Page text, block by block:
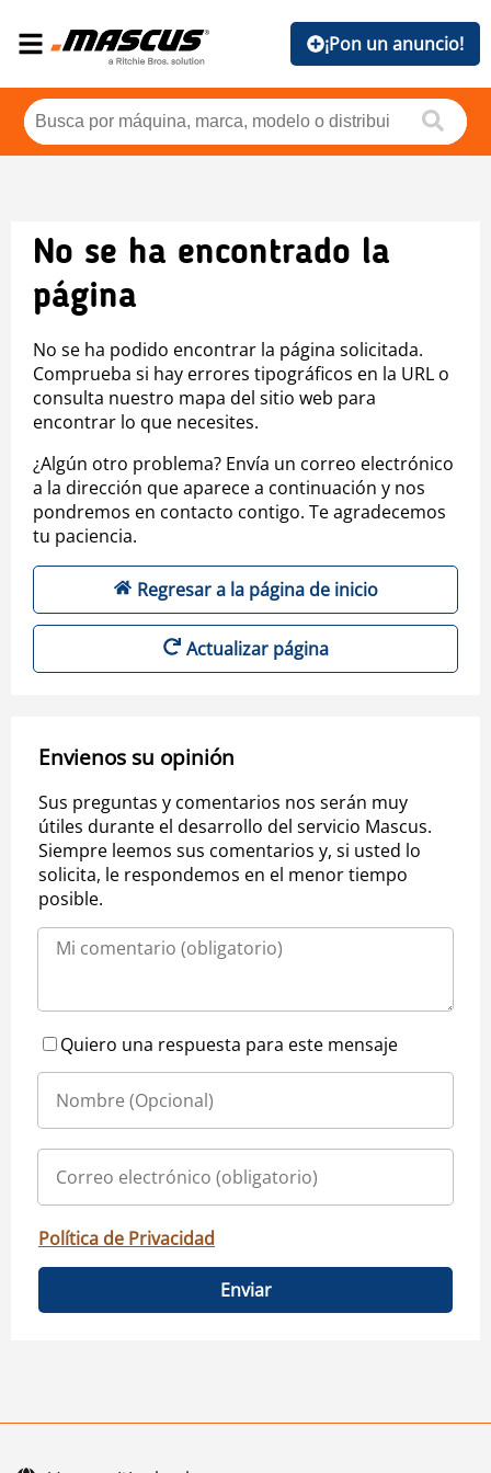
¡Pon un anuncio!
No se ha encontrado la
página
No se ha podido encontrar la página solicitada.
Comprueba si hay errores tipográficos en la URL o
consulta nuestro mapa del sitio web para
encontrar lo que necesites.
¿Algún otro problema? Envía un correo electrónico
a la dirección que aparece a continuación y nos
pondremos en contacto contigo. Te agradecemos
tu paciencia.
Regresar a la página de inicio
Actualizar página
Envienos su opinión
Sus preguntas y comentarios nos serán muy
útiles durante el desarrollo del servicio Mascus.
Siempre leemos sus comentarios y, si usted lo
solicita, le respondemos en el menor tiempo
posible.
Quiero una respuesta para este mensaje
Política de Privacidad
Enviar